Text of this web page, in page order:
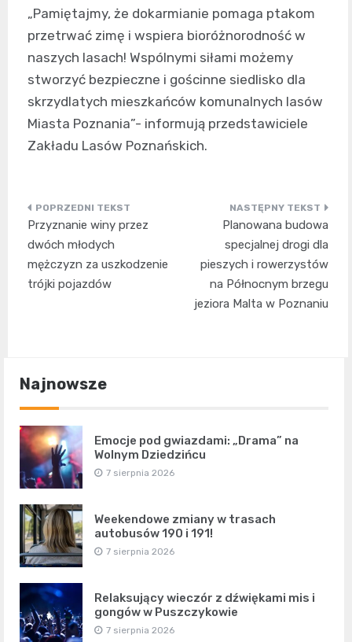
„Pamiętajmy, że dokarmianie pomaga ptakom
przetrwać zimę i wspiera bioróżnorodność w
naszych lasach! Wspólnymi siłami możemy
stworzyć bezpieczne i gościnne siedlisko dla
skrzydlatych mieszkańców komunalnych lasów
Miasta Poznania”- informują przedstawiciele
Zakładu Lasów Poznańskich.
Nawigacja
wpisu
Przyznanie winy przez
dwóch młodych
mężczyzn za uszkodzenie
trójki pojazdów
Planowana budowa
specjalnej drogi dla
pieszych i rowerzystów
na Północnym brzegu
jeziora Malta w Poznaniu
Najnowsze
Emocje pod gwiazdami: „Drama” na
Wolnym Dziedzińcu
7 sierpnia 2026
Weekendowe zmiany w trasach
autobusów 190 i 191!
7 sierpnia 2026
Relaksujący wieczór z dźwiękami mis i
gongów w Puszczykowie
7 sierpnia 2026